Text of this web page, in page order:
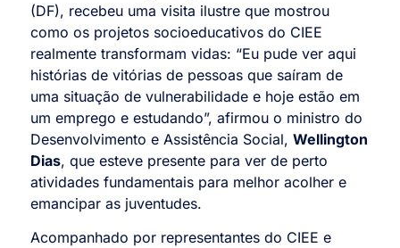
(DF), recebeu uma visita ilustre que mostrou
como os projetos socioeducativos do CIEE
realmente transformam vidas: “Eu pude ver aqui
histórias de vitórias de pessoas que saíram de
uma situação de vulnerabilidade e hoje estão em
um emprego e estudando”, afirmou o ministro do
Desenvolvimento e Assistência Social, Wellington
Dias, que esteve presente para ver de perto
atividades fundamentais para melhor acolher e
emancipar as juventudes.
Acompanhado por representantes do CIEE e